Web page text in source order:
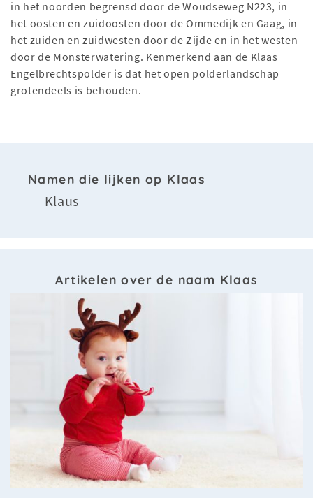
in het noorden begrensd door de Woudseweg N223, in
het oosten en zuidoosten door de Ommedijk en Gaag, in
het zuiden en zuidwesten door de Zijde en in het westen
door de Monsterwatering. Kenmerkend aan de Klaas
Engelbrechtspolder is dat het open polderlandschap
grotendeels is behouden.
Namen die lijken op Klaas
- Klaus
Artikelen over de naam Klaas